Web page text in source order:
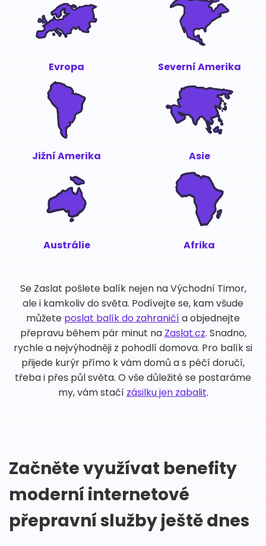
Evropa Severní Amerika
Jižní Amerika Asie
Austrálie Afrika
Se Zaslat pošlete balík nejen na Východní Timor,
ale i kamkoliv do světa. Podívejte se, kam všude
můžete poslat balík do zahraničía objednejte
přepravu během pár minut na Zaslat.cz. Snadno,
rychle a nejvýhodněji z pohodlí domova. Pro balík si
přijede kurýr přímo k vám domů a s péčí doručí,
třeba i přes půl světa. O vše důležité se postaráme
my, vám stačí zásilku jen zabalit.
Začněte využívat benefity
moderní internetové
přepravní služby ještě dnes